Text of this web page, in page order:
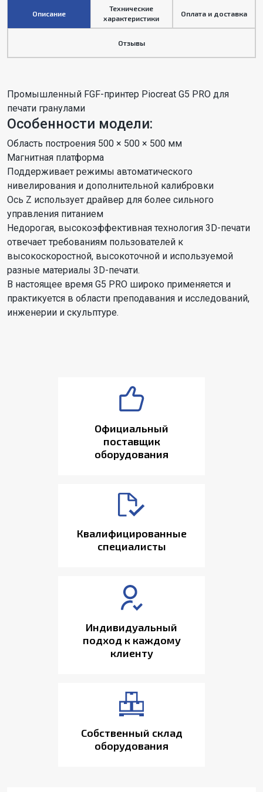
Описание
Технические
характеристики
Оплата и доставка
Отзывы
Промышленный FGF-принтер Piocreat G5 PRO для
печати гранулами
Особенности модели:
Область построения 500 × 500 × 500 мм
Магнитная платформа
Поддерживает режимы автоматического
нивелирования и дополнительной калибровки
Ось Z использует драйвер для более сильного
управления питанием
Недорогая, высокоэффективная технология 3D-печати
отвечает требованиям пользователей к
высокоскоростной, высокоточной и используемой
разные материалы 3D-печати.
В настоящее время G5 PRO широко применяется и
практикуется в области преподавания и исследований,
инженерии и скульптуре.
Официальный
поставщик
оборудования
Квалифицированные
специалисты
Индивидуальный
подход к каждому
клиенту
Собственный склад
оборудования